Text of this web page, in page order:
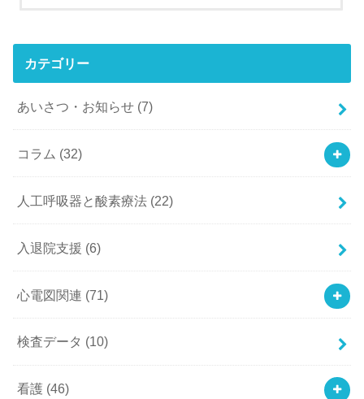
カテゴリー
あいさつ・お知らせ (7)
コラム (32)
人工呼吸器と酸素療法 (22)
入退院支援 (6)
心電図関連 (71)
検査データ (10)
看護 (46)